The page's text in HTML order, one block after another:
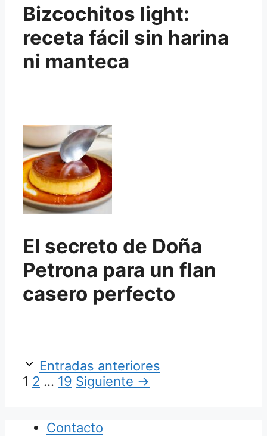
Bizcochitos light:
receta fácil sin harina
ni manteca
El secreto de Doña
Petrona para un flan
casero perfecto
Entradas anteriores
Página
1 Página
2 … Página
19 Siguiente →
Contacto